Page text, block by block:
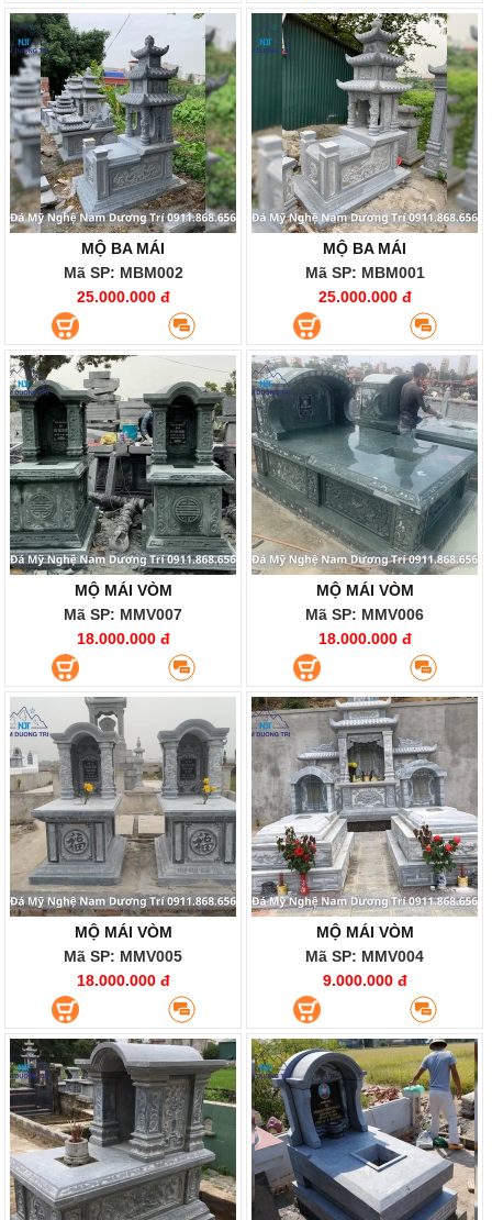
MỘ BA MÁI
Mã SP: MBM002
25.000.000 đ
MỘ BA MÁI
Mã SP: MBM001
25.000.000 đ
MỘ MÁI VÒM
Mã SP: MMV007
18.000.000 đ
MỘ MÁI VÒM
Mã SP: MMV006
18.000.000 đ
MỘ MÁI VÒM
Mã SP: MMV005
18.000.000 đ
MỘ MÁI VÒM
Mã SP: MMV004
9.000.000 đ